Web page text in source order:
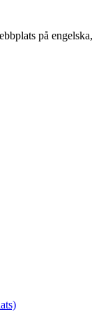
på engelska,